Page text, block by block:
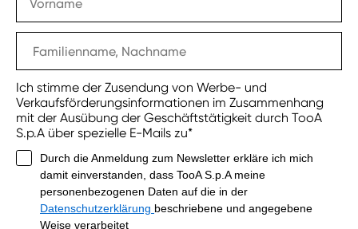
Ich stimme der Zusendung von Werbe- und
Verkaufsförderungsinformationen im Zusammenhang
mit der Ausübung der Geschäftstätigkeit durch TooA
S.p.A über spezielle E-Mails zu*
Durch die Anmeldung zum Newsletter erkläre ich mich
damit einverstanden, dass TooA S.p.A meine
personenbezogenen Daten auf die in der
Datenschutzerklärung beschriebene und angegebene
Weise verarbeitet